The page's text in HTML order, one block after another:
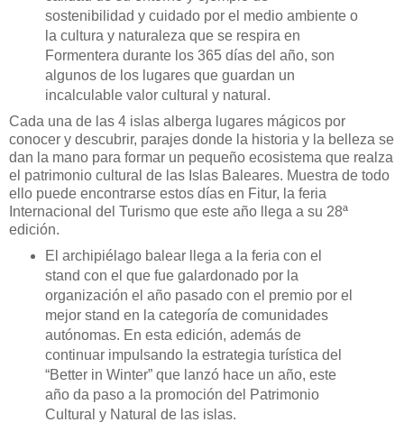
sostenibilidad y cuidado por el medio ambiente o
la cultura y naturaleza que se respira en
Formentera durante los 365 días del año, son
algunos de los lugares que guardan un
incalculable valor cultural y natural.
Cada una de las 4 islas alberga lugares mágicos por
conocer y descubrir, parajes donde la historia y la belleza se
dan la mano para formar un pequeño ecosistema que realza
el patrimonio cultural de las Islas Baleares. Muestra de todo
ello puede encontrarse estos días en Fitur, la feria
Internacional del Turismo que este año llega a su 28ª
edición.
El archipiélago balear llega a la feria con el
stand con el que fue galardonado por la
organización el año pasado con el premio por el
mejor stand en la categoría de comunidades
autónomas. En esta edición, además de
continuar impulsando la estrategia turística del
“Better in Winter” que lanzó hace un año, este
año da paso a la promoción del Patrimonio
Cultural y Natural de las islas.